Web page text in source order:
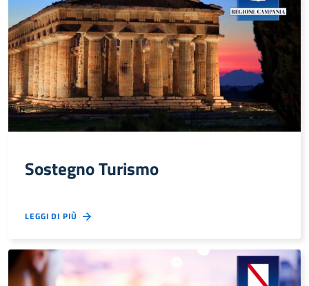
Sostegno Turismo
LEGGI DI PIÙ